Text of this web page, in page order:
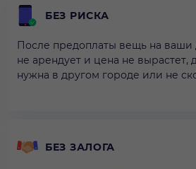
БЕЗ РИСКА
После предоплаты вещь на ваши
не арендует и цена не вырастет,
нужна в другом городе или не
БЕЗ ЗАЛОГА